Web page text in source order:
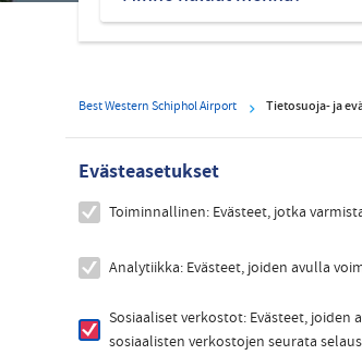
Best Western Schiphol Airport Tietosuoja- ja
Evästeasetukset
Toiminnallinen: Evästeet, jotka
Analytiikka: Evästeet, joiden avulla
Sosiaaliset verkostot: Evästeet, joiden
sosiaalisten verkostojen seurata